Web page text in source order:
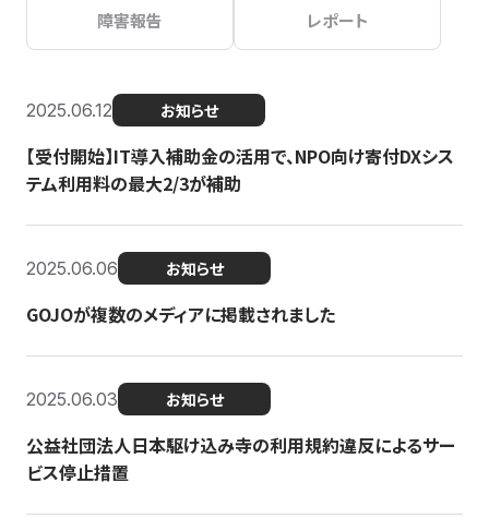
障害報告 レポート
2025.06.12 お知らせ
【受付開始】IT導入補助金の活用で、NPO向け寄付DXシス
テム利用料の最大2/3が補助
2025.06.06 お知らせ
GOJOが複数のメディアに掲載されました
2025.06.03 お知らせ
公益社団法人日本駆け込み寺の利用規約違反によるサー
ビス停止措置